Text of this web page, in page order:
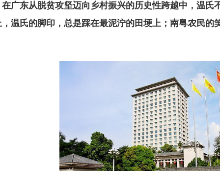
在广东从脱贫攻坚迈向乡村振兴的历史性跨越中，温
温氏的脚印，总是踩在最泥泞的田埂上；南粤农民